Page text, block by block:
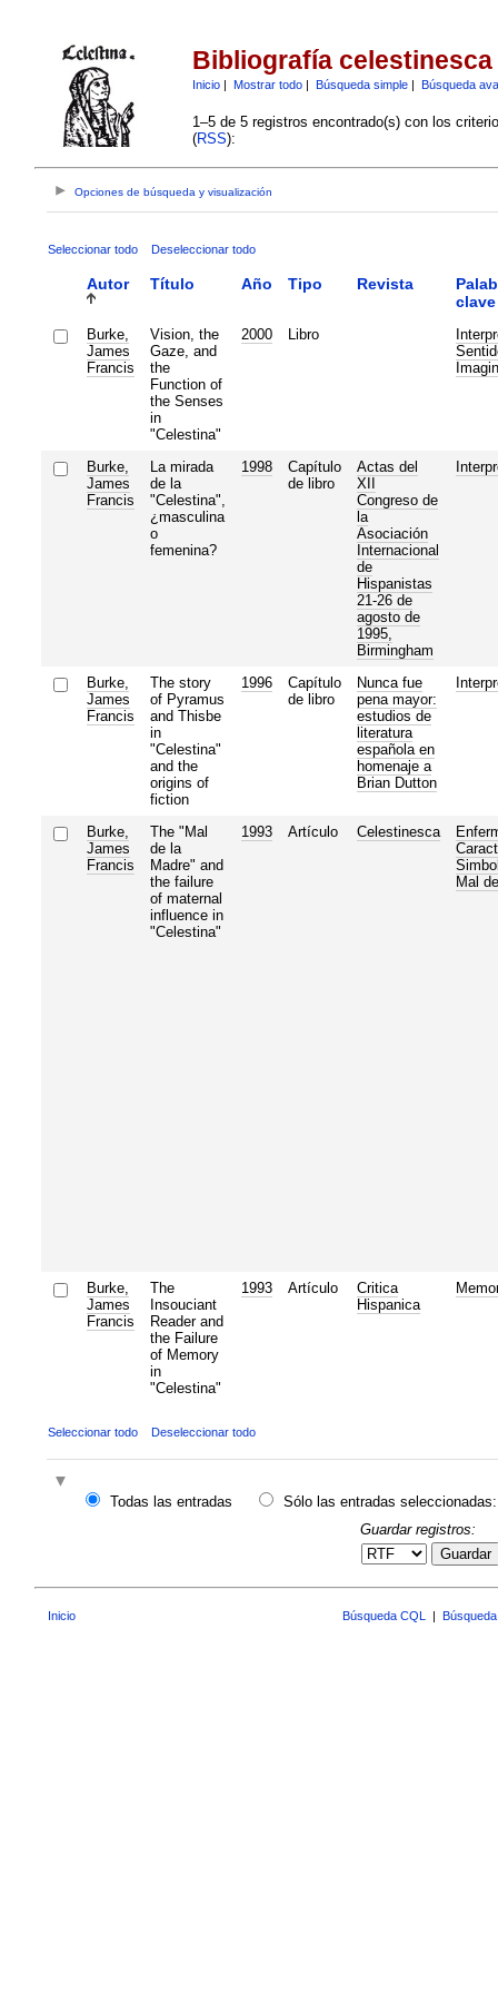
Bibliografía celestinesca
Inicio| Mostrar todo| Búsqueda simple| Búsqueda
1–5 de 5 registros encontrado(s) con los
(RSS):
Opciones de búsqueda y visualización
Seleccionar todo Deseleccionar todo
Autor Título Año Tipo Revista
clave
Burke,
James
Francis
Vision, the
Gaze, and
the
Function of
the Senses
in
"Celestina"
2000 Libro
Burke,
James
Francis
La mirada
de la
"Celestina",
¿masculina
o
femenina?
1998
Capítulo
de libro
Actas del
XII
Congreso de
la
Asociación
Internacional
de
Hispanistas
21-26 de
agosto de
1995,
Birmingham
Burke,
James
Francis
The story
of Pyramus
and Thisbe
in
"Celestina"
and the
origins of
fiction
1996
Capítulo
de libro
Nunca fue
pena mayor:
estudios de
literatura
española en
homenaje a
Brian Dutton
Burke,
James
Francis
The "Mal
de la
Madre" and
the failure
of maternal
influence in
"Celestina"
1993 Artículo Celestinesca
Mal
Burke,
James
Francis
The
Insouciant
Reader and
the Failure
of Memory
in
"Celestina"
1993 Artículo
Critica
Hispanica
Seleccionar todo Deseleccionar todo
Todas las entradas
Sólo las entradas seleccionadas:
Guardar registros:
Guardar
Inicio Búsqueda CQL